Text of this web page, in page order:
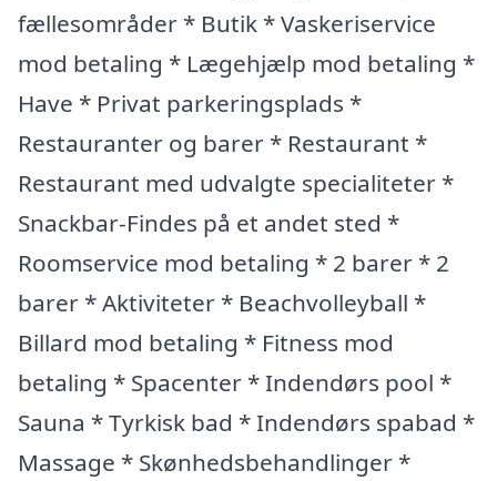
fællesområder * Butik * Vaskeriservice
mod betaling * Lægehjælp mod betaling *
Have * Privat parkeringsplads *
Restauranter og barer * Restaurant *
Restaurant med udvalgte specialiteter *
Snackbar-Findes på et andet sted *
Roomservice mod betaling * 2 barer * 2
barer * Aktiviteter * Beachvolleyball *
Billard mod betaling * Fitness mod
betaling * Spacenter * Indendørs pool *
Sauna * Tyrkisk bad * Indendørs spabad *
Massage * Skønhedsbehandlinger *